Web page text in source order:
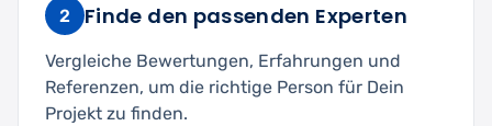
2 Finde den passenden Experten
Vergleiche Bewertungen, Erfahrungen und
Referenzen, um die richtige Person für Dein
Projekt zu finden.